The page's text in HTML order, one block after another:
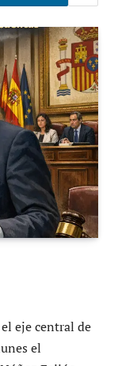
el eje central de
el